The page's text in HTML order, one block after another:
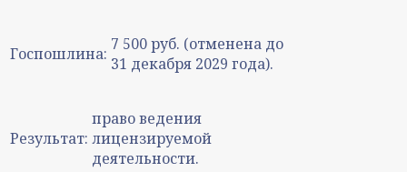
Госпошлина: 7 500 руб. (отменена до
31 декабря 2029 года).
Результат:
право ведения
лицензируемой
деятельности.